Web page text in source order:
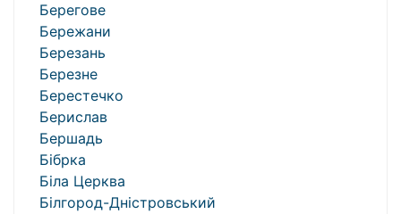
Берегове
Бережани
Березань
Березне
Берестечко
Берислав
Бершадь
Бібрка
Біла Церква
Білгород-Дністровський